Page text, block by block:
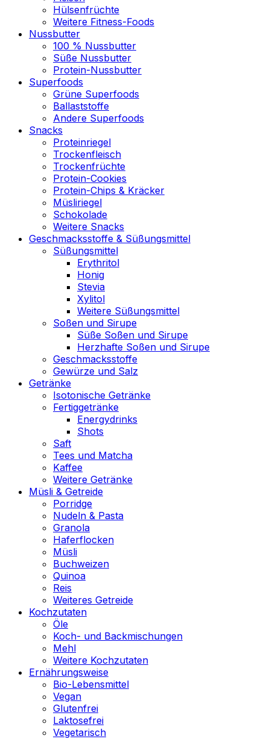
Hülsenfrüchte
Weitere Fitness-Foods
Nussbutter
100 % Nussbutter
Süße Nussbutter
Protein-Nussbutter
Superfoods
Grüne Superfoods
Ballaststoffe
Andere Superfoods
Snacks
Proteinriegel
Trockenfleisch
Trockenfrüchte
Protein-Cookies
Protein-Chips & Kräcker
Müsliriegel
Schokolade
Weitere Snacks
Geschmacksstoffe & Süßungsmittel
Süßungsmittel
Erythritol
Honig
Stevia
Xylitol
Weitere Süßungsmittel
Soßen und Sirupe
Süße Soßen und Sirupe
Herzhafte Soßen und Sirupe
Geschmacksstoffe
Gewürze und Salz
Getränke
Isotonische Getränke
Fertiggetränke
Energydrinks
Shots
Saft
Tees und Matcha
Kaffee
Weitere Getränke
Müsli & Getreide
Porridge
Nudeln & Pasta
Granola
Haferflocken
Müsli
Buchweizen
Quinoa
Reis
Weiteres Getreide
Kochzutaten
Öle
Koch- und Backmischungen
Mehl
Weitere Kochzutaten
Ernährungsweise
Bio-Lebensmittel
Vegan
Glutenfrei
Laktosefrei
Vegetarisch